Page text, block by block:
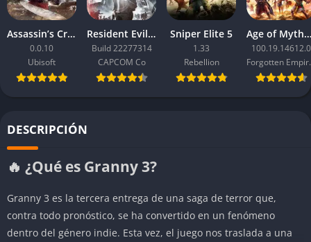
Assassin’s Creed Black Flag Resynced
0.0.10
Ubisoft
Resident Evil Requiem
Build 22277314
CAPCOM Co
Sniper Elite 5
1.33
Rebellion
Age of Mythology: Retold
100.19.14612.0
DESCRIPCIÓN
🔥 ¿Qué es Granny 3?
Granny 3 es la tercera entrega de una saga de terror que,
contra todo pronóstico, se ha convertido en un fenómeno
dentro del género indie. Esta vez, el juego nos traslada a una